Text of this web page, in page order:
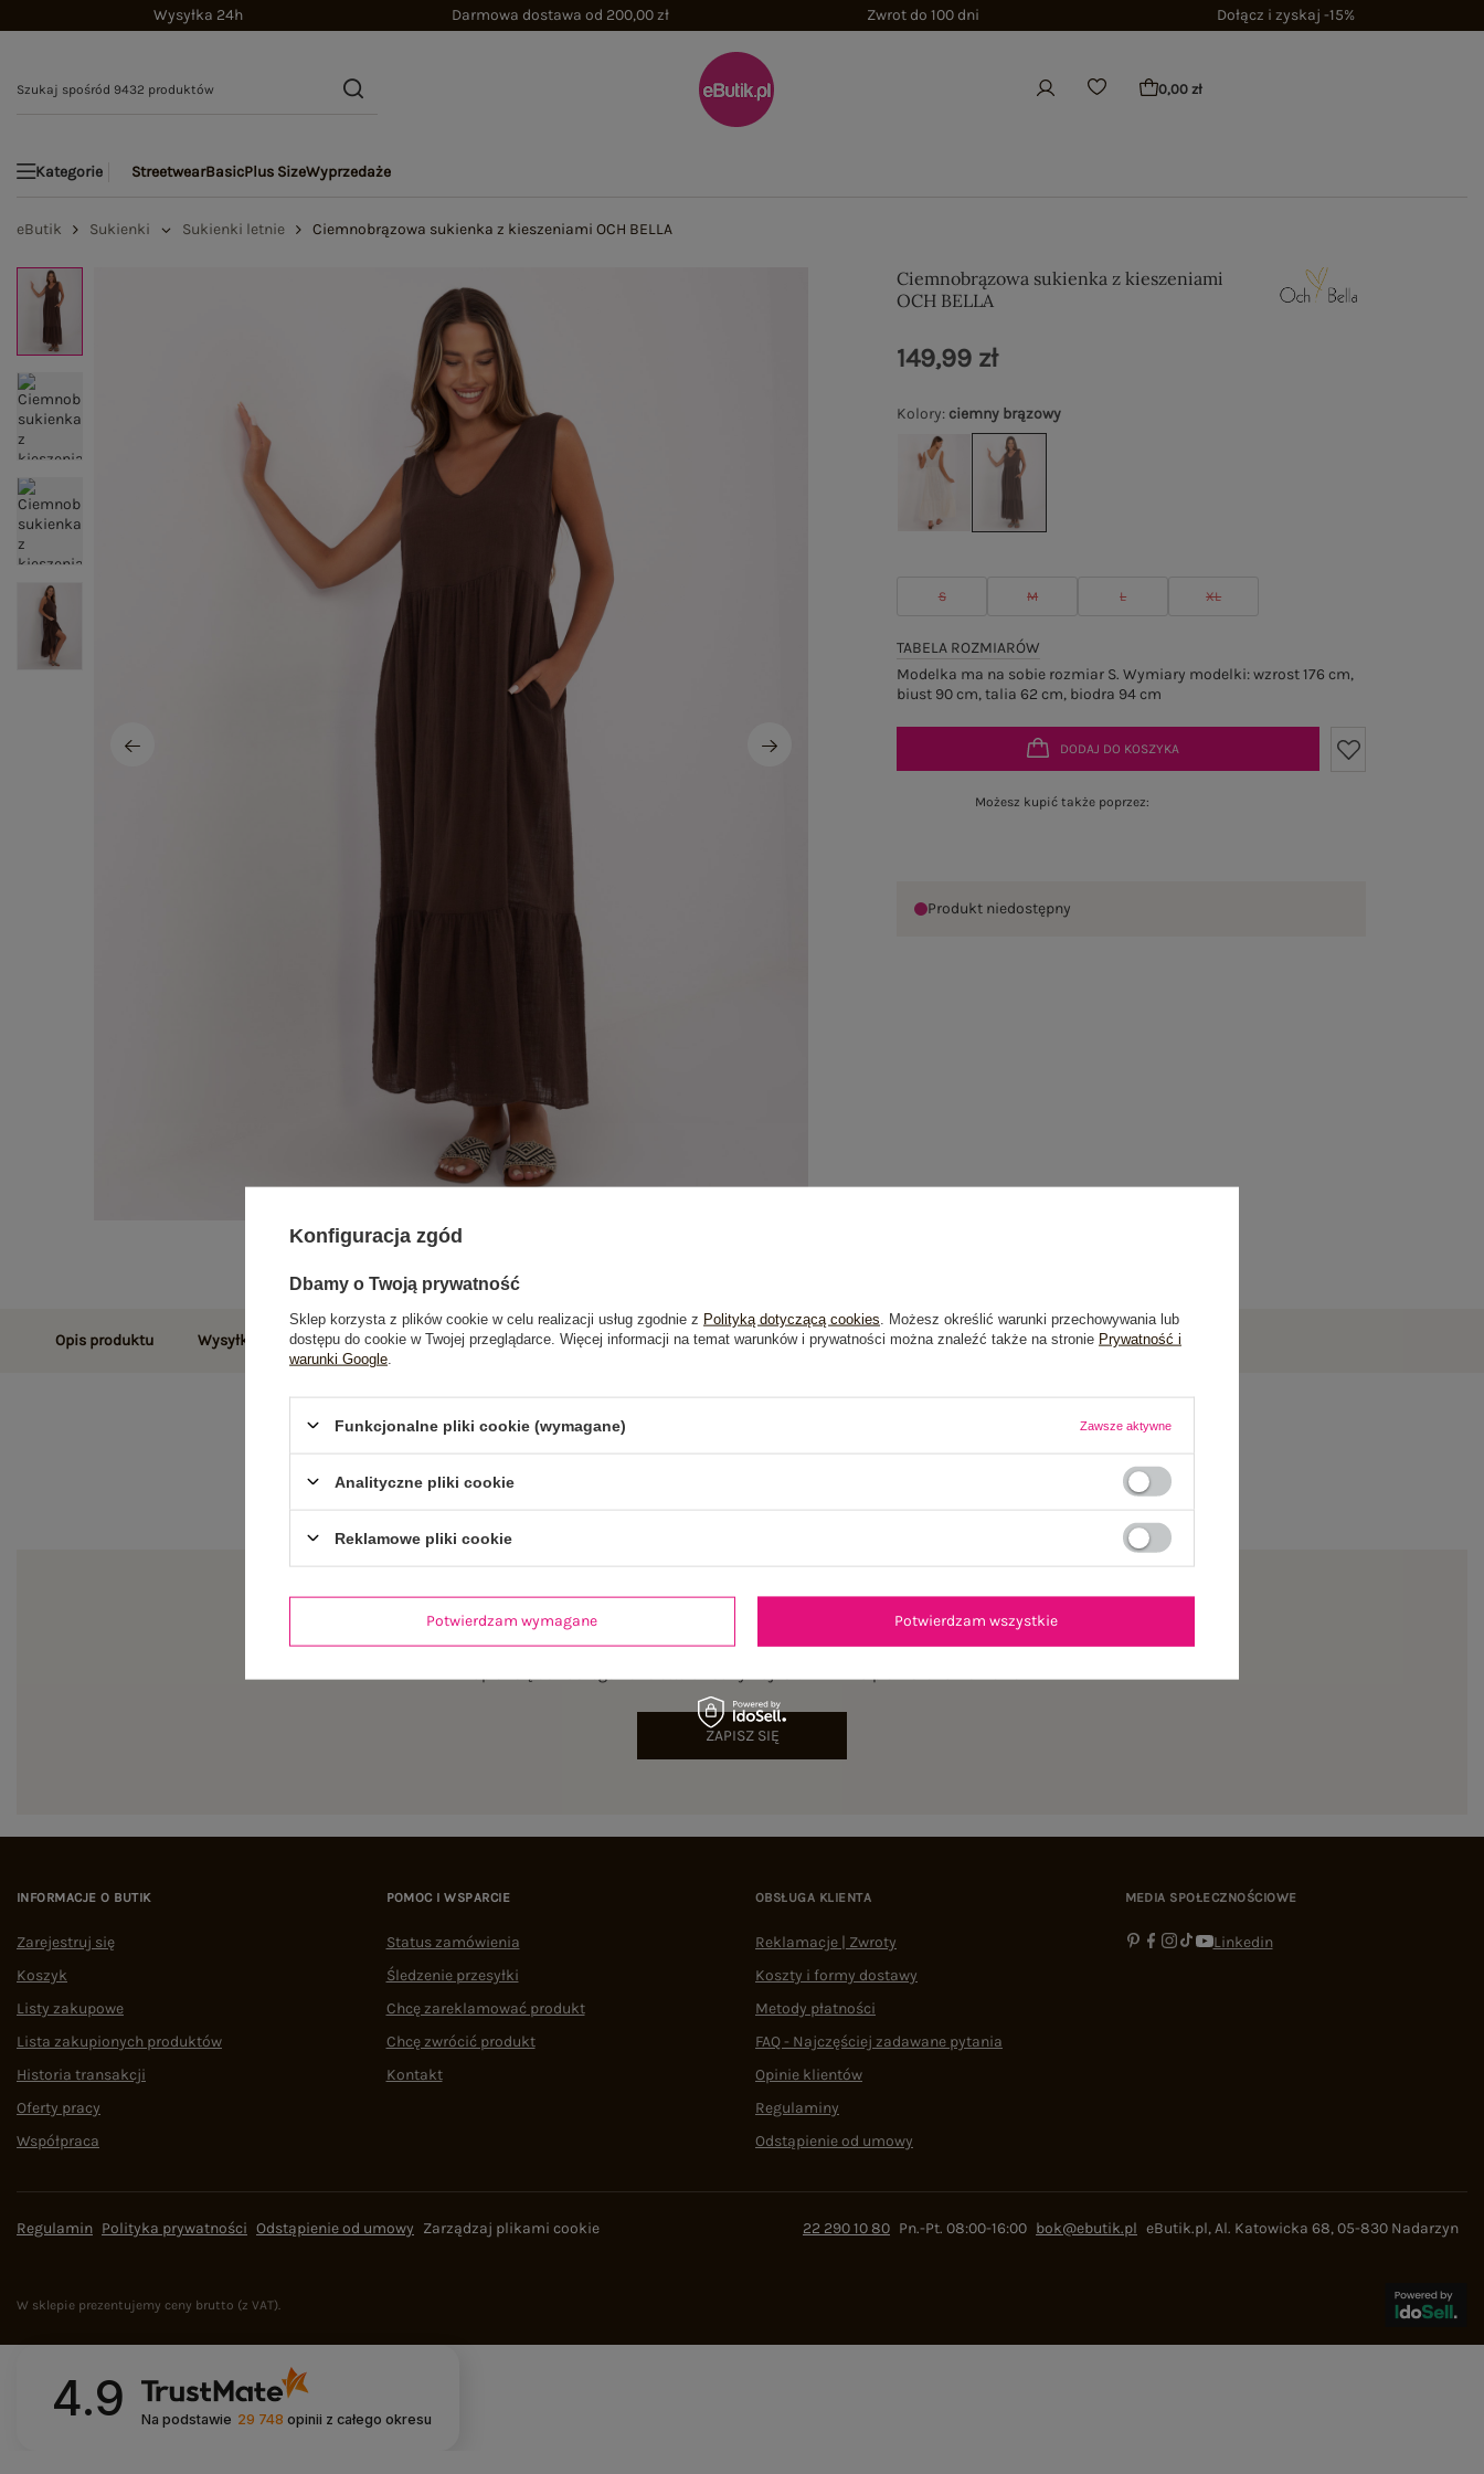
Wysyłka 24h Darmowa dostawa od 200,00 zł Zwrot do 100 dni Dołącz i zyskaj -15%
0,00 zł
Kategorie StreetwearBasicPlus SizeWyprzedaże
eButik Sukienki Sukienki letnie Ciemnobrązowa sukienka z kieszeniami OCH BELLA
Ciemnobrązowa sukienka z kieszeniami
OCH BELLA
Kolory: ciemny brązowy
S M L XL
TABELA ROZMIARÓW
Modelka ma na sobie rozmiar S. Wymiary modelki: wzrost 176 cm,
biust 90 cm, talia 62 cm, biodra 94 cm
149,99 zł
DODAJ DO KOSZYKA
Możesz kupić także poprzez:
Produkt niedostępny
Opis produktu Wysyłka i dostawa Zwroty i reklamacje Opinie o produkcie(0)
ZAPISZ SIĘ
INFORMACJE O BUTIK
Zarejestruj się
Koszyk
Listy zakupowe
Lista zakupionych produktów
Historia transakcji
Oferty pracy
Współpraca
POMOC I WSPARCIE
Status zamówienia
Śledzenie przesyłki
Chcę zareklamować produkt
Chcę zwrócić produkt
Kontakt
OBSŁUGA KLIENTA
Reklamacje | Zwroty
Koszty i formy dostawy
Metody płatności
FAQ - Najczęściej zadawane pytania
Opinie klientów
Regulaminy
Odstąpienie od umowy
MEDIA SPOŁECZNOŚCIOWE
Linkedin
Regulamin Polityka prywatności Odstąpienie od umowy Zarządzaj plikami cookie 22 290 10 80 Pn.-Pt. 08:00-16:00 bok@ebutik.pl eButik.pl,Al. Katowicka 68,05-830 Nadarzyn
W sklepie prezentujemy ceny brutto (z VAT).
4.9 Na podstawie 29 748 opinii z całego okresu
Konfiguracja zgód
Dbamy o Twoją prywatność
Sklep korzysta z plików cookie w celu realizacji usług zgodnie z Polityką dotyczącą cookies . Możesz określić warunki przechowywania lub
dostępu do cookie w Twojej przeglądarce. Więcej informacji na temat warunków i prywatności można znaleźć także na stronie Prywatność i
warunki Google
Funkcjonalne pliki cookie (wymagane) Zawsze aktywne
Analityczne pliki cookie
Reklamowe pliki cookie
Potwierdzam wymagane Potwierdzam wszystkie